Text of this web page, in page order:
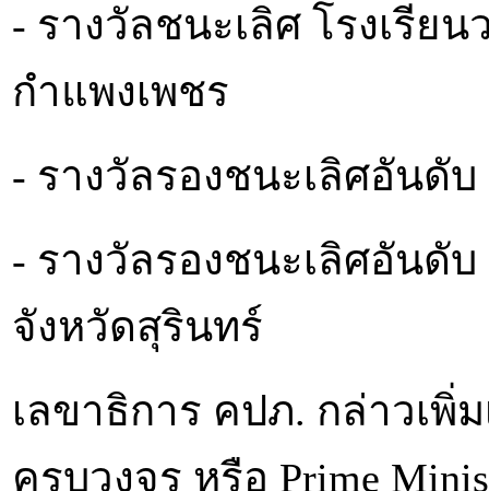
- รางวัลชนะเลิศ โรงเรีย
กำแพงเพชร
- รางวัลรองชนะเลิศอันดับ
- รางวัลรองชนะเลิศอันดั
จังหวัดสุรินทร์
เลขาธิการ คปภ. กล่าวเพิ่
ครบวงจร หรือ Prime